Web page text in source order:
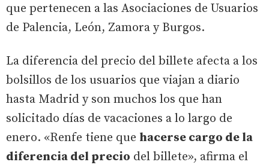
que pertenecen a las Asociaciones de Usuarios
de Palencia, León, Zamora y Burgos.
La diferencia del precio del billete afecta a los
bolsillos de los usuarios que viajan a diario
hasta Madrid y son muchos los que han
solicitado días de vacaciones a lo largo de
enero. «Renfe tiene que hacerse cargo de la
diferencia del precio del billete», afirma el